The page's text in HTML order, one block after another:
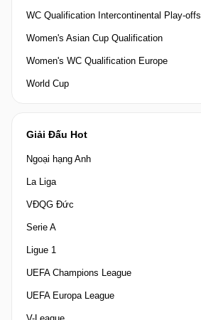
WC Qualification Intercontinental Play-offs
Women's Asian Cup Qualification
Women's WC Qualification Europe
World Cup
Giải Đấu Hot
Ngoại hạng Anh
La Liga
VĐQG Đức
Serie A
Ligue 1
UEFA Champions League
UEFA Europa League
V-League